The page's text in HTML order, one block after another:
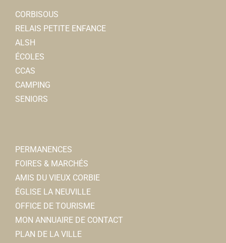
CORBISOUS
RELAIS PETITE ENFANCE
ALSH
ÉCOLES
CCAS
CAMPING
SENIORS
PERMANENCES
FOIRES & MARCHÉS
AMIS DU VIEUX CORBIE
ÉGLISE LA NEUVILLE
OFFICE DE TOURISME
MON ANNUAIRE DE CONTACT
PLAN DE LA VILLE